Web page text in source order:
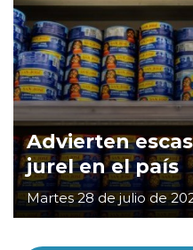
Advierten
jurel en el país
Martes 28 de julio de